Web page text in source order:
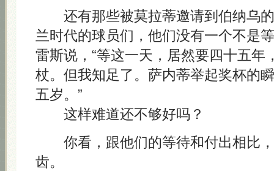
还有那些被莫拉蒂邀请到伯纳乌的
兰时代的球员们，他们没有一个不是
雷斯说，“等这一天，居然要四十五年
杖。但我知足了。萨内蒂举起奖杯的
五岁。”
这样难道还不够好吗？
你看，跟他们的等待和付出相比，
齿。